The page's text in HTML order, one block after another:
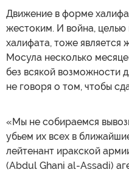
Движение в форме
жестоким. И война, целью
халифата, тоже является
Мосула несколько
без всякой возможности
не говоря о том, чтобы
«Мы не собираемся
убьем их всех в
лейтенант иракской
(Abdul Ghani al-Assadi)